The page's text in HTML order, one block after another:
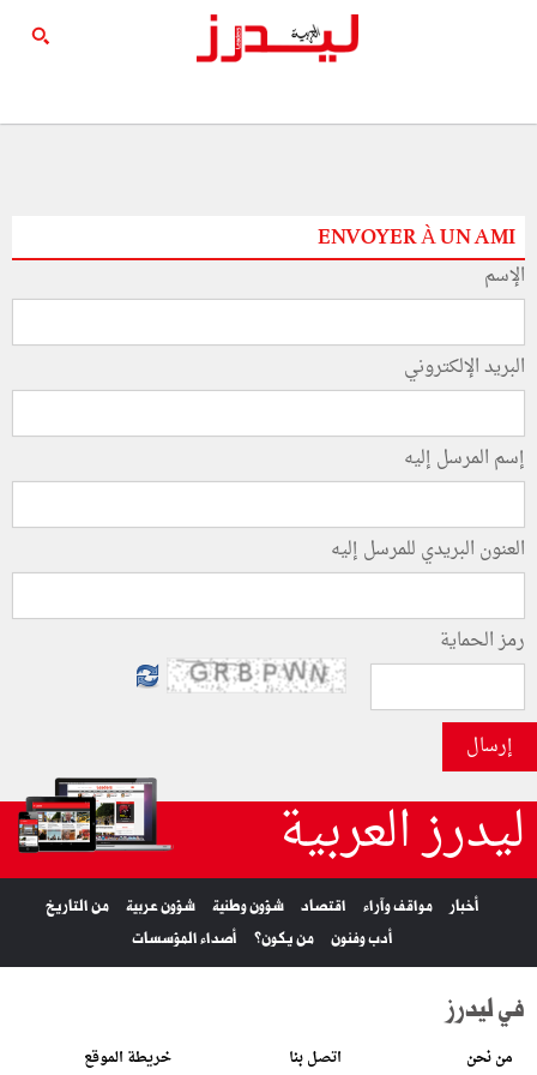
ENVOYER À UN AMI
الإسم
البريد الإلكتروني
إسم المرسل إليه
العنون البريدي للمرسل إليه
رمز الحماية
إرسال
ليدرز العربية
أخبار مواقف وآراء اقتصاد شؤون وطنية شؤون عربية
من التاريخ
أدب وفنون
من يكون؟ أصداء المؤسسات
في ليدرز
من نحن اتصل بنا خريطة الموقع